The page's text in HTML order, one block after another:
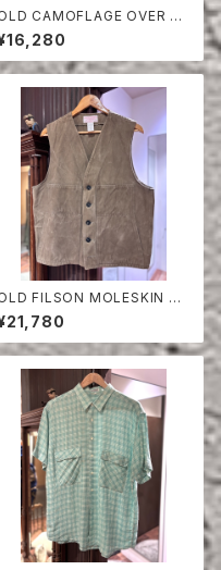
CAMOFLAGE OVER PA
FILSON MOLESKIN VE